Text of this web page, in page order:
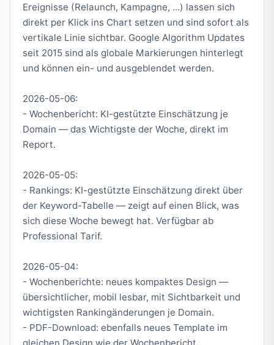
Ereignisse (Relaunch, Kampagne, ...) lassen sich
direkt per Klick ins Chart setzen und sind sofort als
vertikale Linie sichtbar. Google Algorithm Updates
seit 2015 sind als globale Markierungen hinterlegt
und können ein- und ausgeblendet werden.
2026-05-06:
- Wochenbericht: KI-gestützte Einschätzung je
Domain — das Wichtigste der Woche, direkt im
Report.
2026-05-05:
- Rankings: KI-gestützte Einschätzung direkt über
der Keyword-Tabelle — zeigt auf einen Blick, was
sich diese Woche bewegt hat. Verfügbar ab
Professional Tarif.
2026-05-04:
- Wochenberichte: neues kompaktes Design —
übersichtlicher, mobil lesbar, mit Sichtbarkeit und
wichtigsten Rankingänderungen je Domain.
- PDF-Download: ebenfalls neues Template im